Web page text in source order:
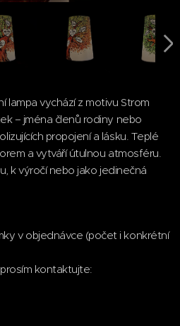
lampa vychází z motivu Strom
– jména členů rodiny nebo
propojení a lásku. Teplé
a vytváří útulnou atmosféru.
k výročí nebo jako jedinečná
v objednávce (počet i konkrétní
kontaktujte: